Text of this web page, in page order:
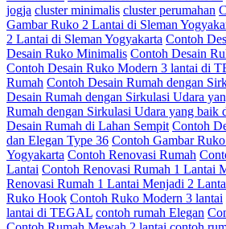
jogja cluster minimalis cluster perumahan
Gambar Ruko 2 Lantai di Sleman
2 Lantai di Sleman Yogyakarta Contoh
Desain Ruko Minimalis Contoh Desain
Contoh Desain Ruko Modern 3 lantai di
Rumah Contoh Desain Rumah dengan
Desain Rumah dengan Sirkulasi Udara
Rumah dengan Sirkulasi Udara yang baik
Desain Rumah di Lahan Sempit Contoh
dan Elegan Type 36 Contoh Gambar
Yogyakarta Contoh Renovasi Rumah
Lantai Contoh Renovasi Rumah 1 Lantai
Renovasi Rumah 1 Lantai Menjadi 2
Ruko Hook Contoh Ruko Modern 3 lantai
lantai di TEGAL contoh rumah Elegan